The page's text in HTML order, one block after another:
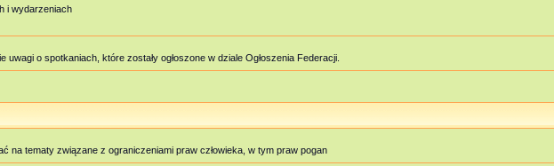
i wydarzeniach
o spotkaniach, które zostały ogłoszone w dziale Ogłoszenia Federacji.
na tematy związane z ograniczeniami praw człowieka, w tym praw pogan